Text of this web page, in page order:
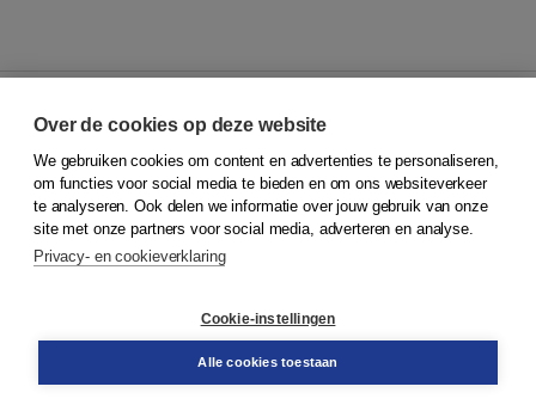
© 2026Koninklijke Boom uitgevers
Klantenservice
Service & informatie
Contact
Over de cookies op deze website
We gebruiken cookies om content en advertenties te personaliseren,
om functies voor social media te bieden en om ons websiteverkeer
te analyseren. Ook delen we informatie over jouw gebruik van onze
site met onze partners voor social media, adverteren en analyse.
Privacy- en cookieverklaring
Cookie-instellingen
Alle cookies toestaan